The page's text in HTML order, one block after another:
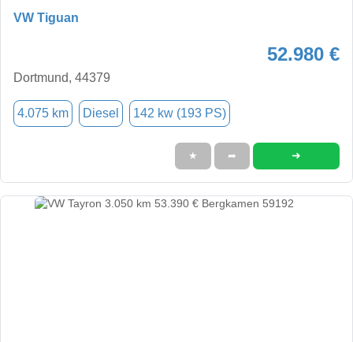
VW Tiguan
52.980 €
Dortmund, 44379
4.075 km Diesel 142 kw (193 PS)
★ ➦ ➜